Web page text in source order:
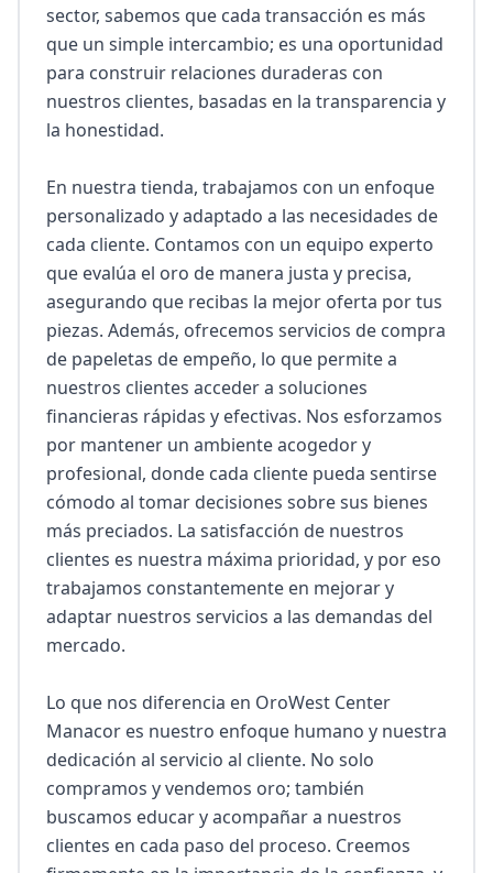
sector, sabemos que cada transacción es más
que un simple intercambio; es una oportunidad
para construir relaciones duraderas con
nuestros clientes, basadas en la transparencia y
la honestidad.
En nuestra tienda, trabajamos con un enfoque
personalizado y adaptado a las necesidades de
cada cliente. Contamos con un equipo experto
que evalúa el oro de manera justa y precisa,
asegurando que recibas la mejor oferta por tus
piezas. Además, ofrecemos servicios de compra
de papeletas de empeño, lo que permite a
nuestros clientes acceder a soluciones
financieras rápidas y efectivas. Nos esforzamos
por mantener un ambiente acogedor y
profesional, donde cada cliente pueda sentirse
cómodo al tomar decisiones sobre sus bienes
más preciados. La satisfacción de nuestros
clientes es nuestra máxima prioridad, y por eso
trabajamos constantemente en mejorar y
adaptar nuestros servicios a las demandas del
mercado.
Lo que nos diferencia en OroWest Center
Manacor es nuestro enfoque humano y nuestra
dedicación al servicio al cliente. No solo
compramos y vendemos oro; también
buscamos educar y acompañar a nuestros
clientes en cada paso del proceso. Creemos